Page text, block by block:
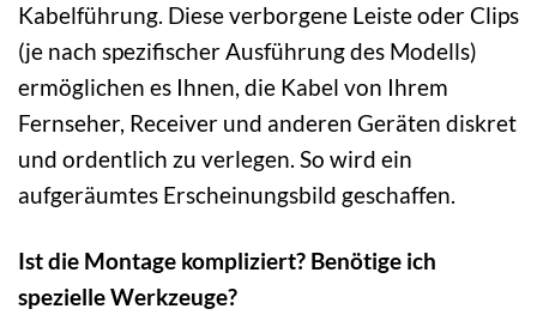
Kabelführung. Diese verborgene Leiste oder Clips
(je nach spezifischer Ausführung des Modells)
ermöglichen es Ihnen, die Kabel von Ihrem
Fernseher, Receiver und anderen Geräten diskret
und ordentlich zu verlegen. So wird ein
aufgeräumtes Erscheinungsbild geschaffen.
Ist die Montage kompliziert? Benötige ich
spezielle Werkzeuge?